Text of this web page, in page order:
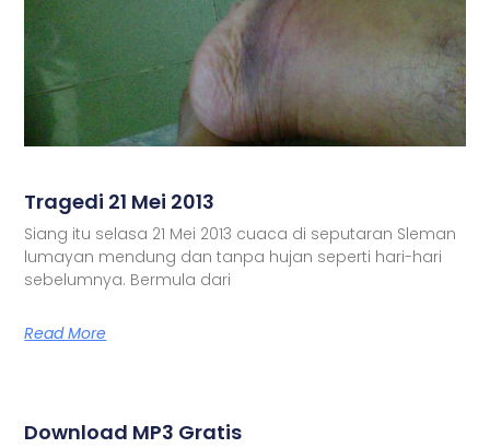
Tragedi 21 Mei 2013
Siang itu selasa 21 Mei 2013 cuaca di seputaran Sleman
lumayan mendung dan tanpa hujan seperti hari-hari
sebelumnya. Bermula dari
Read More
Download MP3 Gratis